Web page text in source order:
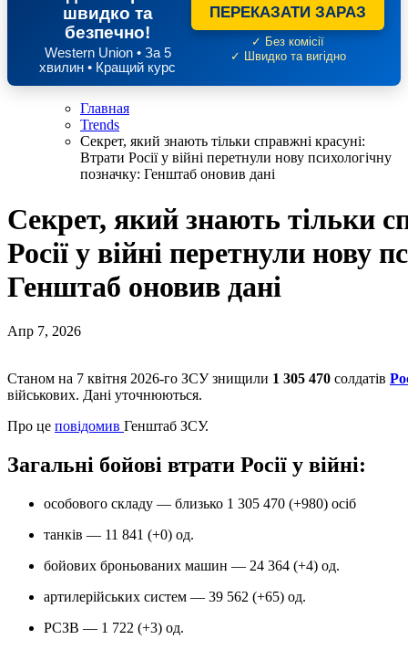
швидко та
безпечно!
Western Union • За 5
хвилин • Кращий курс
ПЕРЕКАЗАТИ ЗАРАЗ
✓ Без комісії
✓ Швидко та вигідно
Главная
Trends
Секрет, який знають тільки справжні красуні:
Втрати Росії у війні перетнули нову психологічну
позначку: Генштаб оновив дані
Секрет, який знають тільки
Росії у війні перетнули нову
Генштаб оновив дані
Апр 7, 2026
Станом на 7 квітня 2026-го ЗСУ знищили 1 305 470 солдатів
військових. Дані уточнюються.
Про це повідомив Генштаб ЗСУ.
Загальні бойові втрати Росії у війні:
особового складу — близько 1 305 470 (+980) осіб
танків — 11 841 (+0) од.
бойових броньованих машин — 24 364 (+4) од.
артилерійських систем — 39 562 (+65) од.
РСЗВ — 1 722 (+3) од.